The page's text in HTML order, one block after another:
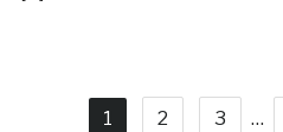
1 2 3 …